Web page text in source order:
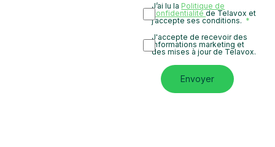
J’ai lu la Politique de
confidentialitéde Telavox et
j’accepte ses conditions.
J'accepte de recevoir des
informations marketing et
des mises à jour de Telavox.
Envoyer